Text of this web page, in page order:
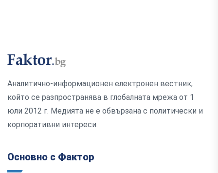
Аналитично-информационен електронен вестник,
който се разпространява в глобалната мрежа от 1
юли 2012 г. Медията не е обвързана с политически и
корпоративни интереси.
Основно с Фактор